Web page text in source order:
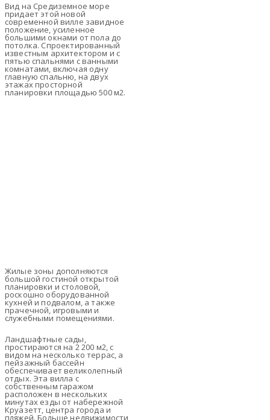
Вид на Средиземное море
придает этой новой
современной вилле завидное
положение, усиленное
большими окнами от пола до
потолка. Спроектированный
известным архитектором и с
пятью спальнями с ванными
комнатами, включая одну
главную спальню, на двух
этажах просторной
планировки площадью 500 м2.
Жилые зоны дополняются
большой гостиной открытой
планировки и столовой,
роскошно оборудованной
кухней и подвалом, а также
прачечной, игровыми и
служебными помещениями.
Ландшафтные сады,
простираются на 2 200 м2, с
видом на несколько террас, а
пейзажный бассейн
обеспечивает великолепный
отдых. Эта вилла с
собственным гаражом
расположен в нескольких
минутах езды от набережной
Круазетт, центра города и
пляжей. Больше недвижимости